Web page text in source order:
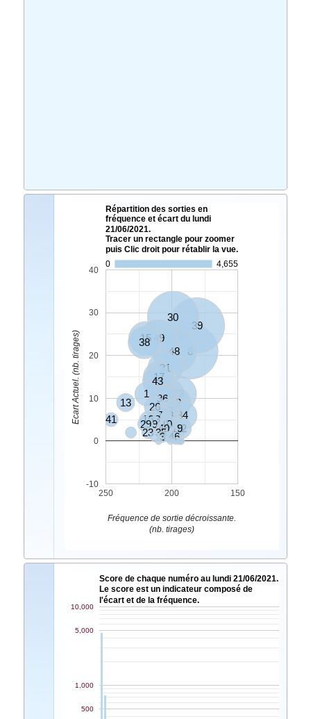
Répartition des sorties en
fréquence et écart du lundi
21/06/2021.
Tracer un rectangle pour zoomer
puis Clic droit pour rétablir la vue.
0
4,655
8
39
30
48
49
42
31
15
38
17
20
32
34
43
4
36
45
1
37
11
28
6
12
24
26
7
19
2
5
10
13
33
169
29 40
41
233546
3
250 200 150
-10
0
10
20
30
40
Fréquence de sortie décroissante.
(nb. tirages)
Ecart Actuel. (nb. tirages)
Score de chaque numéro au lundi 21/06/2021.
Le score est un indicateur composé de
l'écart et de la fréquence.
500
1,000
5,000
10,000